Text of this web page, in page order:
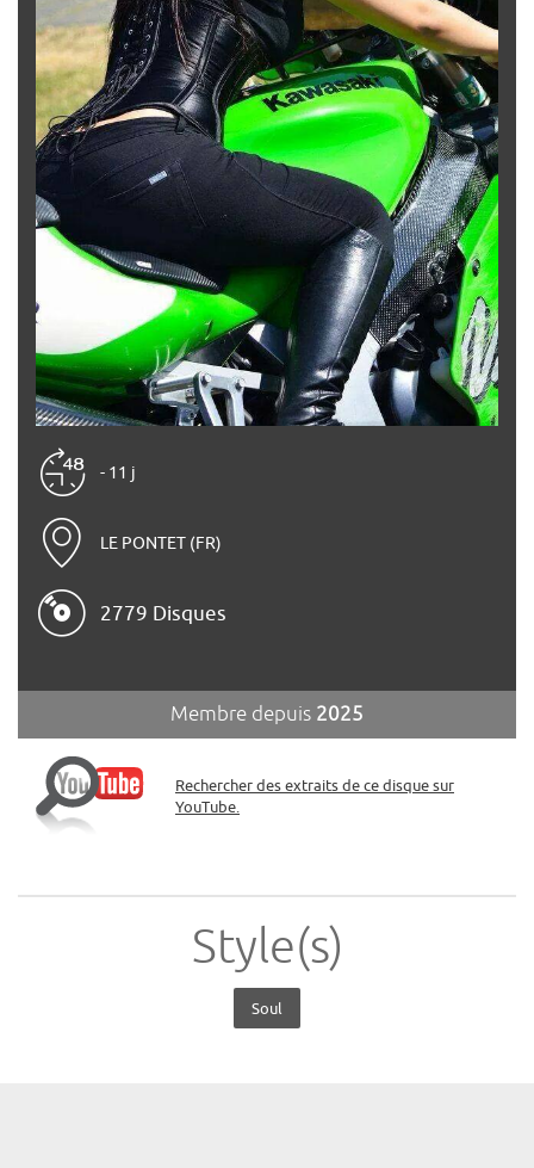
- 11 j
LE PONTET (FR)
2779 Disques
Membre depuis 2025
Rechercher des extraits de ce disque sur
YouTube.
Style(s)
Soul